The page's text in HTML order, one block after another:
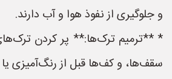
و جلوگیری از نفوذ هوا و آب دارند.
* **ترمیم ترک‌ها:** پر کردن
سقف‌ها، و کف‌ها قبل از رنگ‌آمیزی